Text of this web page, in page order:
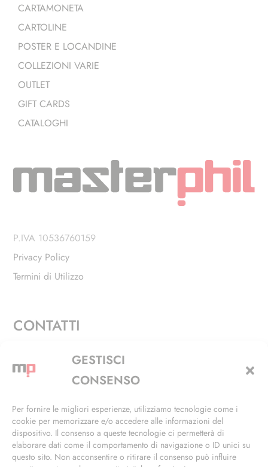
GESTISCI
CONSENSO
Per fornire le migliori esperienze, utilizziamo tecnologie come i
cookie per memorizzare e/o accedere alle informazioni del
dispositivo. Il consenso a queste tecnologie ci permetterà di
elaborare dati come il comportamento di navigazione o ID unici su
questo sito. Non acconsentire o ritirare il consenso può influire
CARTAMONETA
CARTOLINE
POSTER E LOCANDINE
COLLEZIONI VARIE
OUTLET
GIFT CARDS
CATALOGHI
P.IVA 10536760159
Privacy Policy
Termini di Utilizzo
CONTATTI
Via Alfieri, 27 - Trezzano Sul Naviglio (MI)
+39 02 4846 3155
info@masterphil.it